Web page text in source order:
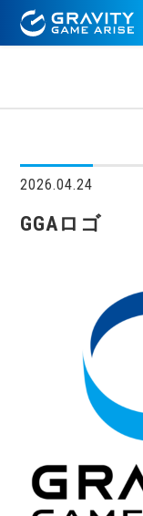
2026.04.24
GGAロゴ